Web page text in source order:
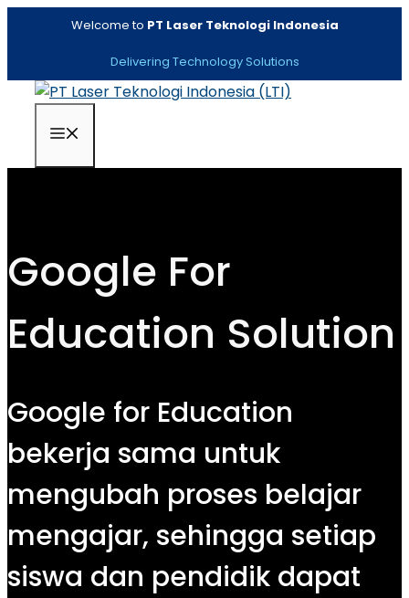
Welcome to PT Laser Teknologi Indonesia
Delivering Technology Solutions
Google For
Education Solution
Google for Education
bekerja sama untuk
mengubah proses belajar
mengajar, sehingga setiap
siswa dan pendidik dapat